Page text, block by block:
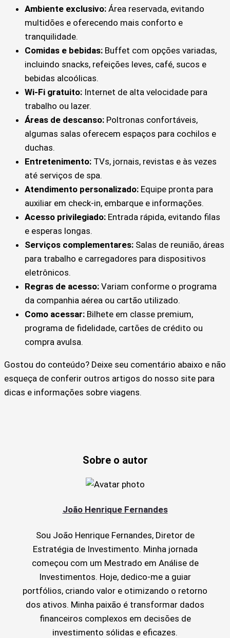
Ambiente exclusivo: Área reservada, evitando
multidões e oferecendo mais conforto e
tranquilidade.
Comidas e bebidas: Buffet com opções variadas,
incluindo snacks, refeições leves, café, sucos e
bebidas alcoólicas.
Wi-Fi gratuito: Internet de alta velocidade para
trabalho ou lazer.
Áreas de descanso: Poltronas confortáveis,
algumas salas oferecem espaços para cochilos e
duchas.
Entretenimento: TVs, jornais, revistas e às vezes
até serviços de spa.
Atendimento personalizado: Equipe pronta para
auxiliar em check-in, embarque e informações.
Acesso privilegiado: Entrada rápida, evitando filas
e esperas longas.
Serviços complementares: Salas de reunião, áreas
para trabalho e carregadores para dispositivos
eletrônicos.
Regras de acesso: Variam conforme o programa
da companhia aérea ou cartão utilizado.
Como acessar: Bilhete em classe premium,
programa de fidelidade, cartões de crédito ou
compra avulsa.
Gostou do conteúdo? Deixe seu comentário abaixo e não
esqueça de conferir outros artigos do nosso site para
dicas e informações sobre viagens.
Sobre o autor
João Henrique Fernandes
Sou João Henrique Fernandes, Diretor de
Estratégia de Investimento. Minha jornada
começou com um Mestrado em Análise de
Investimentos. Hoje, dedico-me a guiar
portfólios, criando valor e otimizando o retorno
dos ativos. Minha paixão é transformar dados
financeiros complexos em decisões de
investimento sólidas e eficazes.